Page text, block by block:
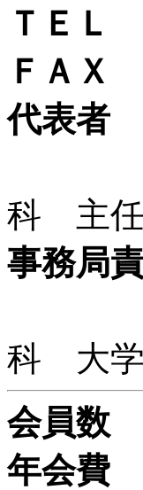
ＴＥＬ
ＦＡＸ
代表者
理事
科 主任
事務局
幹事
科 大学
会員数
年会費